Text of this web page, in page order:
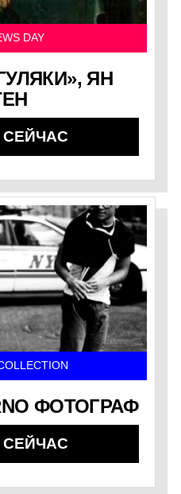
DAY
ЯН
СЕЙЧАС
ФОТОГРАФ
СЕЙЧАС